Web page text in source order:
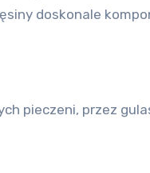
doskonale
pieczeni, przez